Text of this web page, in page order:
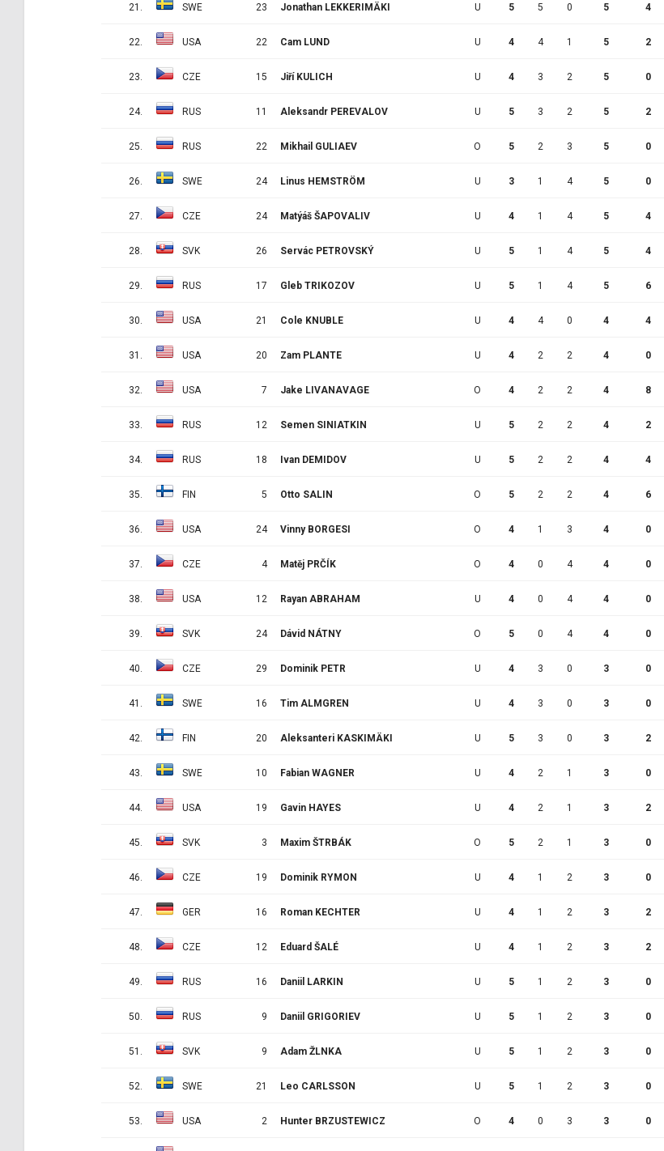
21. SWE 23 Jonathan LEKKERIMÄKI U 5 5 0 5 4
22. USA 22 Cam LUND U 4 4 1 5 2
23. CZE 15 Jiří KULICH U 4 3 2 5 0
24. RUS 11 Aleksandr PEREVALOV U 5 3 2 5 2
25. RUS 22 Mikhail GULIAEV O 5 2 3 5 0
26. SWE 24 Linus HEMSTRÖM U 3 1 4 5 0
27. CZE 24 Matýáš ŠAPOVALIV U 4 1 4 5 4
28. SVK 26 Servác PETROVSKÝ U 5 1 4 5 4
29. RUS 17 Gleb TRIKOZOV U 5 1 4 5 6
30. USA 21 Cole KNUBLE U 4 4 0 4 4
31. USA 20 Zam PLANTE U 4 2 2 4 0
32. USA 7 Jake LIVANAVAGE O 4 2 2 4 8
33. RUS 12 Semen SINIATKIN U 5 2 2 4 2
34. RUS 18 Ivan DEMIDOV U 5 2 2 4 4
35. FIN 5 Otto SALIN O 5 2 2 4 6
36. USA 24 Vinny BORGESI O 4 1 3 4 0
37. CZE 4 Matěj PRČÍK O 4 0 4 4 0
38. USA 12 Rayan ABRAHAM U 4 0 4 4 0
39. SVK 24 Dávid NÁTNY O 5 0 4 4 0
40. CZE 29 Dominik PETR U 4 3 0 3 0
41. SWE 16 Tim ALMGREN U 4 3 0 3 0
42. FIN 20 Aleksanteri KASKIMÄKI U 5 3 0 3 2
43. SWE 10 Fabian WAGNER U 4 2 1 3 0
44. USA 19 Gavin HAYES U 4 2 1 3 2
45. SVK 3 Maxim ŠTRBÁK O 5 2 1 3 0
46. CZE 19 Dominik RYMON U 4 1 2 3 0
47. GER 16 Roman KECHTER U 4 1 2 3 2
48. CZE 12 Eduard ŠALÉ U 4 1 2 3 2
49. RUS 16 Daniil LARKIN U 5 1 2 3 0
50. RUS 9 Daniil GRIGORIEV U 5 1 2 3 0
51. SVK 9 Adam ŽLNKA U 5 1 2 3 0
52. SWE 21 Leo CARLSSON U 5 1 2 3 0
53. USA 2 Hunter BRZUSTEWICZ O 4 0 3 3 0